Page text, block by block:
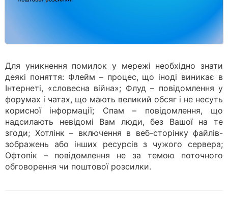
Для уникнення помилок у мережі необхідно знати
деякі поняття: Флейм – процес, що іноді виникає в
Інтернеті, «словесна війна»; Флуд – повідомлення у
форумах і чатах, що мають великий обсяг і не несуть
корисної інформації; Спам – повідомлення, що
надсилають невідомі Вам люди, без Вашої на те
згоди; Хотлінк – включення в веб-сторінку файлів-
зображень або інших ресурсів з чужого сервера;
Офтопік – повідомлення не за темою поточного
обговорення чи поштової розсилки.